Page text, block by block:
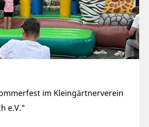
im Kleingärtnerverein
e.V."